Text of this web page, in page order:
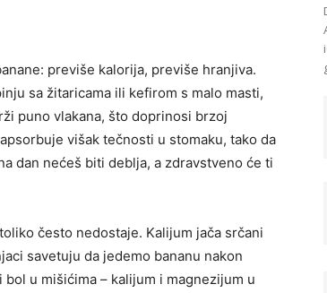
previše kalorija, previše hranjiva.
sa žitaricama ili kefirom s malo masti,
puno vlakana, što doprinosi brzoj
višak tečnosti u stomaku, tako da
dan nećeš biti deblja, a zdravstveno će ti
često nedostaje. Kalijum jača srčani
savetuju da jedemo bananu nakon
u mišićima – kalijum i magnezijum u